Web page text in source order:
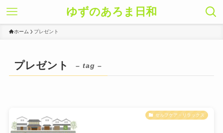
ゆずのあろま日和
ホーム プレゼント
プレゼント – tag –
セルフケア・リラックス